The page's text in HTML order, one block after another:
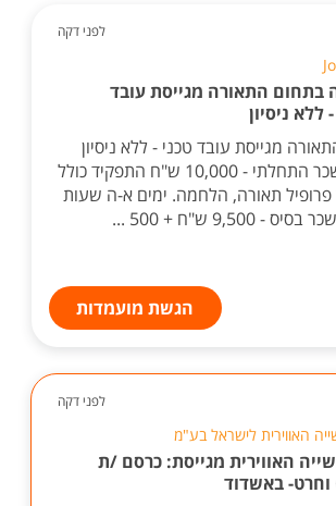
לפני דקה
בתחום התאורה מגייסת עובד
ללא ניסיון
מגייסת עובד טכני - ללא ניסיון
שכר 10,000! שכר התחלתי - 10,000 ש"ח התפקיד כולל
פרופיל תאורה, הלחמה. ימים א-ה שעות
הגשת מועמדות
לפני דקה
האווירית לישראל בע"מ
האווירית מגייסת: כרסם /ת